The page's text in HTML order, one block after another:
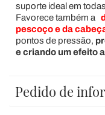
suporte ideal em
Favorece também a
pescoço e da
pontos de pressão,
e criando um efeito
Pedido de